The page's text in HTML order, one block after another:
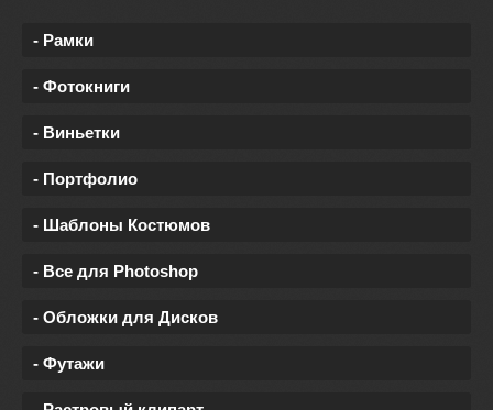
- Рамки
- Фотокниги
- Виньетки
- Портфолио
- Шаблоны Костюмов
- Все для Photoshop
- Обложки для Дисков
- Футажи